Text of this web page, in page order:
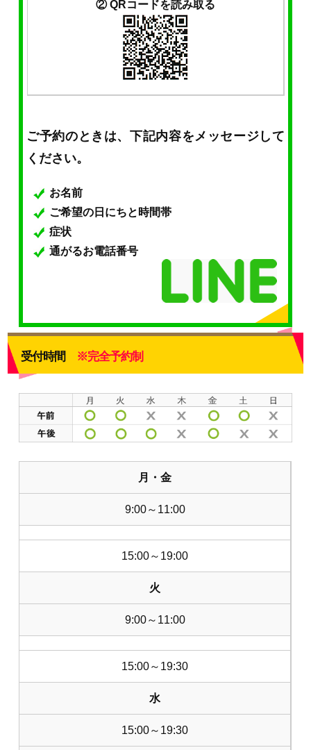
② QRコードを読み取る
ご予約のときは、下記内容をメッセージして
ください。
お名前
ご希望の日にちと時間帯
症状
通がるお電話番号
受付時間 ※完全予約制
月・金
9:00～11:00
15:00～19:00
火
9:00～11:00
15:00～19:30
水
15:00～19:30